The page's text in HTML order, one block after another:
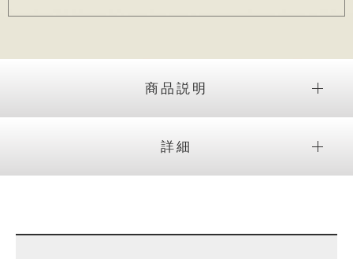
商品説明
詳細